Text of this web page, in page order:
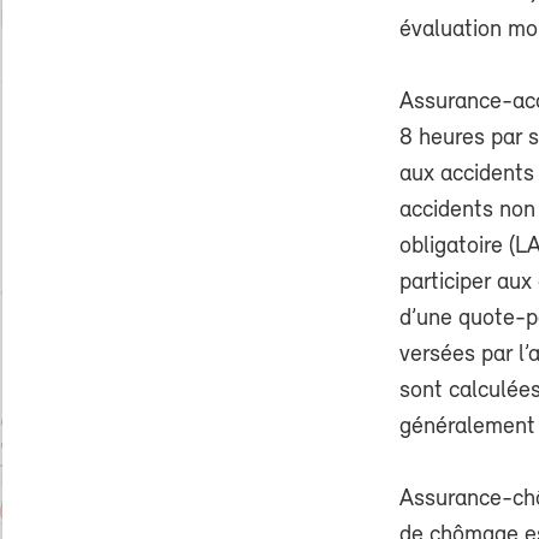
évaluation
Assurance-
8 heures par
aux
accidents
obligatoire
participer aux
d’une quote-
versées par
sont
Assurance-